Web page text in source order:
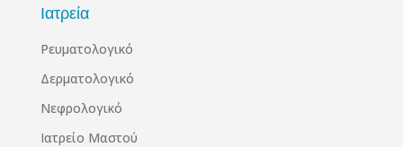
Ιατρεία
Ρευματολογικό
Δερματολογικό
Νεφρολογικό
Ιατρείο Μαστού